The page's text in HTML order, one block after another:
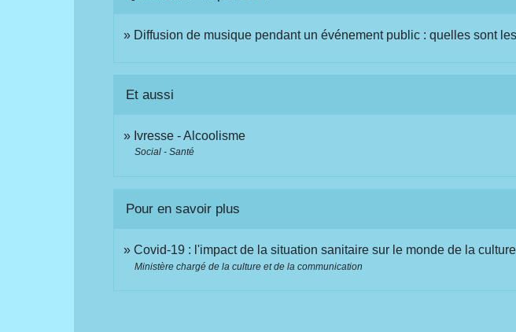
Diffusion de musique pendant un événement public : quelles sont
Et aussi
Ivresse - Alcoolisme
Social - Santé
Pour en savoir plus
Covid-19 : l'impact de la situation sanitaire sur le monde de la culture
Ministère chargé de la culture et de la communication